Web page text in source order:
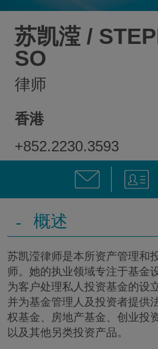
苏凯滢 /
SO
律师
香港
+852.2230.3593
- 概述
苏凯滢律师是本所资产管理和
师。她的执业领域专注于基金
为客户处理私人投资基金的设
并为基金管理人及投资者提供
权基金、房地产基金、创业投
以及其他另类投资产品。